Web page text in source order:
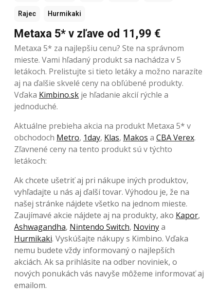
Rajec Hurmikaki
Metaxa 5* v zľave od 11,99 €
Metaxa 5* za najlepšiu cenu? Ste na správnom
mieste. Vami hľadaný produkt sa nachádza v 5
letákoch. Prelistujte si tieto letáky a možno narazíte
aj na ďalšie skvelé ceny na obľúbené produkty.
Vďaka Kimbino.sk je hľadanie akcií rýchle a
jednoduché.
Aktuálne prebieha akcia na produkt Metaxa 5* v
obchodoch Metro, 1day, Klas, Makos a CBA Verex.
Zľavnené ceny na tento produkt sú v týchto
letákoch:
Ak chcete ušetriť aj pri nákupe iných produktov,
vyhľadajte u nás aj ďalší tovar. Výhodou je, že na
našej stránke nájdete všetko na jednom mieste.
Zaujímavé akcie nájdete aj na produkty, ako Kapor,
Ashwagandha, Nintendo Switch, Novinya
Hurmikaki. Vyskúšajte nákupy s Kimbino. Vďaka
nemu budete vždy informovaný o najlepších
akciách. Ak sa prihlásite na odber noviniek, o
nových ponukách vás navyše môžeme informovať aj
emailom.